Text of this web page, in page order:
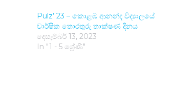
Pulz’ 23 – කොළඹ ආනන්ද විද්‍යාලයේ
වාර්ෂික තොරතුරු තාක්ෂණ දිනය
දෙසැම්බර් 13, 2023
In "1 - 5 ශ්‍රේණි"